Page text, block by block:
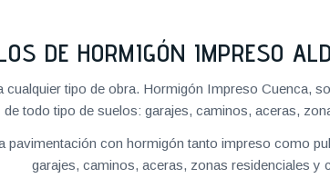
DE HORMIGÓN IMPRESO
tipo de obra. Hormigón Impreso Cuenca,
de todo tipo de suelos: garajes, caminos, aceras,
con hormigón tanto impreso como
garajes, caminos, aceras, zonas residenciales y